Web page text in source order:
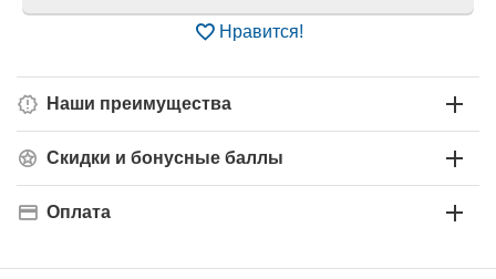
Нравится!
Наши преимущества
Скидки и бонусные баллы
Оплата